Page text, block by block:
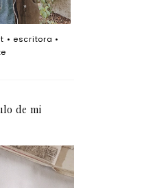
• escritora •
de mi